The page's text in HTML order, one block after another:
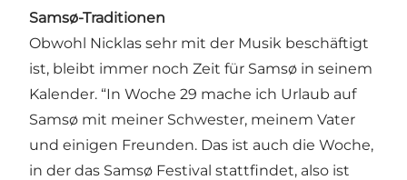
Samsø-Traditionen
Obwohl Nicklas sehr mit der Musik beschäftigt
ist, bleibt immer noch Zeit für Samsø in seinem
Kalender. “In Woche 29 mache ich Urlaub auf
Samsø mit meiner Schwester, meinem Vater
und einigen Freunden. Das ist auch die Woche,
in der das Samsø Festival stattfindet, also ist